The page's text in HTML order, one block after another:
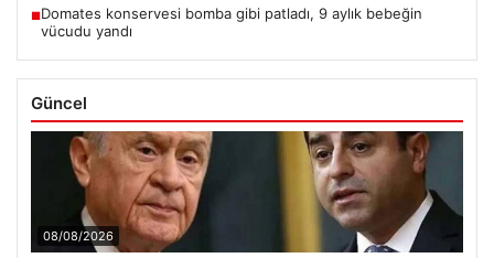
■Domates konservesi bomba gibi patladı, 9 aylık bebeğin
vücudu yandı
Güncel
08/08/2026